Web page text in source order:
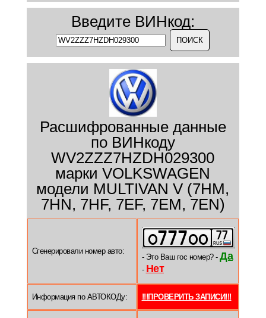
Введите ВИНкод:
Расшифрованные данные
по ВИНкоду
WV2ZZZ7HZDH029300
марки VOLKSWAGEN
модели MULTIVAN V (7HM,
7HN, 7HF, 7EF, 7EM, 7EN)
Сгенерировали номер авто:
- Это Ваш гос номер? - Да
- Нет
Информация по АВТОКОДу: !!!ПРОВЕРИТЬ ЗАПИСИ!!!